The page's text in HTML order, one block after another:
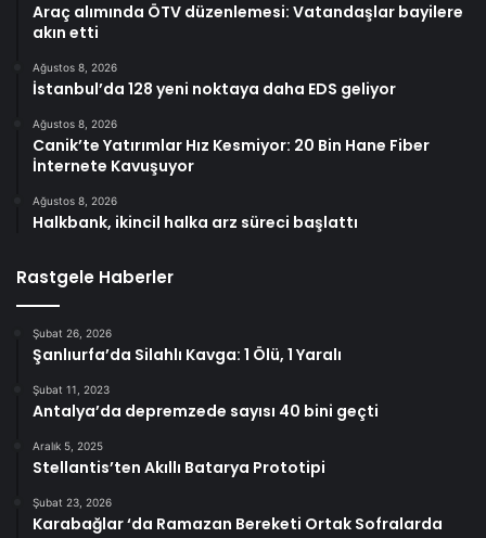
Araç alımında ÖTV düzenlemesi: Vatandaşlar bayilere
akın etti
Ağustos 8, 2026
İstanbul’da 128 yeni noktaya daha EDS geliyor
Ağustos 8, 2026
Canik’te Yatırımlar Hız Kesmiyor: 20 Bin Hane Fiber
İnternete Kavuşuyor
Ağustos 8, 2026
Halkbank, ikincil halka arz süreci başlattı
Rastgele Haberler
Şubat 26, 2026
Şanlıurfa’da Silahlı Kavga: 1 Ölü, 1 Yaralı
Şubat 11, 2023
Antalya’da depremzede sayısı 40 bini geçti
Aralık 5, 2025
Stellantis’ten Akıllı Batarya Prototipi
Şubat 23, 2026
Karabağlar ‘da Ramazan Bereketi Ortak Sofralarda